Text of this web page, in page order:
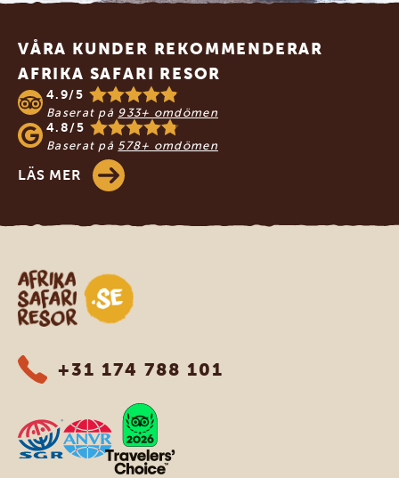
Footer
VÅRA KUNDER REKOMMENDERAR
AFRIKA SAFARI RESOR
4.9/5
Baserat på 933+ omdömen
4.8/5
Baserat på 578+ omdömen
LÄS MER
Safari-resor i Afrika
+31 174 788 101